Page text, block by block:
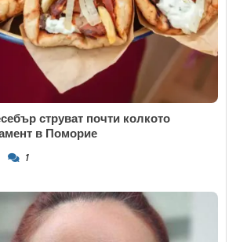
струват почти колкото
в Поморие
1